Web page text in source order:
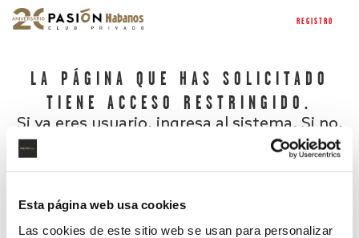
Esta página web usa cookies
Las cookies de este sitio web se usan para personalizar
REGISTRO
LA PÁGINA QUE HAS SOLICITADO
TIENE ACCESO RESTRINGIDO.
Si ya eres usuario, ingresa al sistema. Si no,